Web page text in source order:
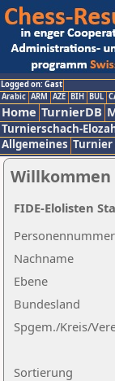
Logged on: Gast
Arabic ARM AZE BIH BUL
Home TurnierDB
Turnierschach-
Allgemeines Turnier
Willkommen
Nachname
Ebene
Sortierung
Personennummer
Bundesland
Spgem./Kreis/
FIDE-Elolisten